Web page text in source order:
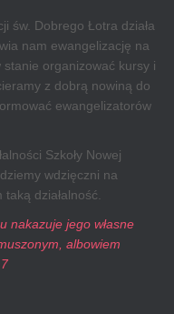
św. Dobrego Łotra działa
nam ewangelizację na
organizować kursy i
z dobrą nowiną do
ewangelizatorów
Szkoły Nowej
wdzięczni na
działalność.
nakazuje jego własne
albowiem